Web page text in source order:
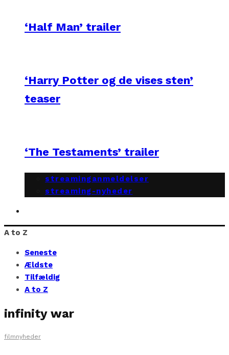
‘Half Man’ trailer
‘Harry Potter og de vises sten’
teaser
‘The Testaments’ trailer
streaminganmeldelser
streaming-nyheder
A to Z
Seneste
Ældste
Tilfældig
A to Z
infinity war
filmnyheder